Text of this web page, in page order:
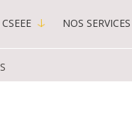
NOS SERVICES